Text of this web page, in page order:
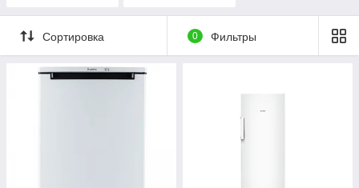
Сортировка 0 Фильтры